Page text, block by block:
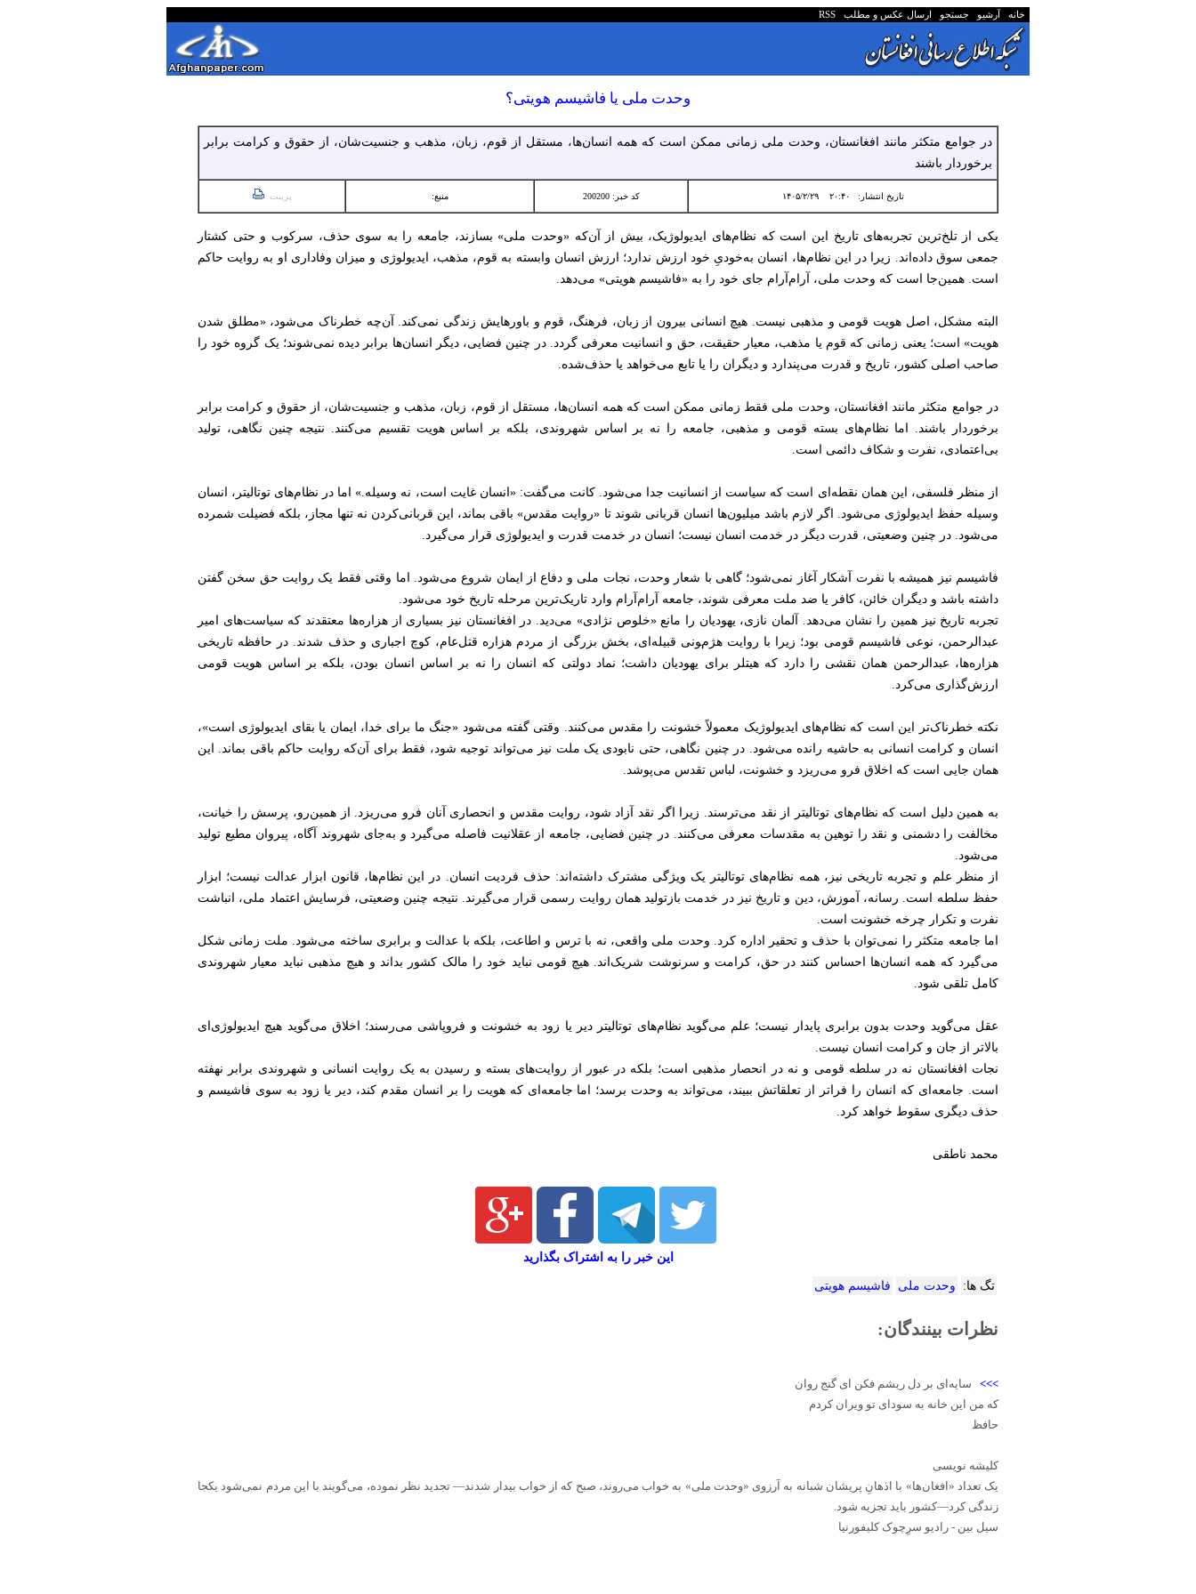
خانه آرشیو جستجو ارسال عکس و مطلب RSS
وحدت ملی یا فاشیسم هویتی؟
در جوامع متکثر مانند افغانستان، وحدت ملی زمانی ممکن است که همه انسان‌ها، مستقل از قوم، زبان، مذهب و جنسیت‌شان، از حقوق و کرامت برابر
برخوردار باشند
تاریخ انتشار: ۲۰:۴۰ ۱۴۰۵/۲/۲۹ کد خبر: 200200 منبع: پرینت
یکی از تلخ‌ترین تجربه‌های تاریخ این است که نظام‌های ایدیولوژیک، بیش از آن‌که «وحدت ملی» بسازند، جامعه را به سوی حذف، سرکوب و حتی کشتار
جمعی سوق داده‌اند. زیرا در این نظام‌ها، انسان به‌خودیِ خود ارزش ندارد؛ ارزش انسان وابسته به قوم، مذهب، ایدیولوژی و میزان وفاداری او به روایت حاکم
است. همین‌جا است که وحدت ملی، آرام‌آرام جای خود را به «فاشیسم هویتی» می‌دهد.
البته مشکل، اصل هویت قومی و مذهبی نیست. هیچ انسانی بیرون از زبان، فرهنگ، قوم و باورهایش زندگی نمی‌کند. آن‌چه خطرناک می‌شود، «مطلق شدن
هویت» است؛ یعنی زمانی که قوم یا مذهب، معیار حقیقت، حق و انسانیت معرفی گردد. در چنین فضایی، دیگر انسان‌ها برابر دیده نمی‌شوند؛ یک گروه خود را
صاحب اصلی کشور، تاریخ و قدرت می‌پندارد و دیگران را یا تابع می‌خواهد یا حذف‌شده.
در جوامع متکثر مانند افغانستان، وحدت ملی فقط زمانی ممکن است که همه انسان‌ها، مستقل از قوم، زبان، مذهب و جنسیت‌شان، از حقوق و کرامت برابر
برخوردار باشند. اما نظام‌های بسته قومی و مذهبی، جامعه را نه بر اساس شهروندی، بلکه بر اساس هویت تقسیم می‌کنند. نتیجه چنین نگاهی، تولید
بی‌اعتمادی، نفرت و شکاف دائمی است.
از منظر فلسفی، این همان نقطه‌ای است که سیاست از انسانیت جدا می‌شود. کانت می‌گفت: «انسان غایت است، نه وسیله.» اما در نظام‌های توتالیتر، انسان
وسیله حفظ ایدیولوژی می‌شود. اگر لازم باشد میلیون‌ها انسان قربانی شوند تا «روایت مقدس» باقی بماند، این قربانی‌کردن نه تنها مجاز، بلکه فضیلت شمرده
می‌شود. در چنین وضعیتی، قدرت دیگر در خدمت انسان نیست؛ انسان در خدمت قدرت و ایدیولوژی قرار می‌گیرد.
فاشیسم نیز همیشه با نفرت آشکار آغاز نمی‌شود؛ گاهی با شعار وحدت، نجات ملی و دفاع از ایمان شروع می‌شود. اما وقتی فقط یک روایت حق سخن گفتن
داشته باشد و دیگران خائن، کافر یا ضد ملت معرفی شوند، جامعه آرام‌آرام وارد تاریک‌ترین مرحله تاریخ خود می‌شود.
تجربه تاریخ نیز همین را نشان می‌دهد. آلمان نازی، یهودیان را مانع «خلوص نژادی» می‌دید. در افغانستان نیز بسیاری از هزاره‌ها معتقدند که سیاست‌های امیر
عبدالرحمن، نوعی فاشیسم قومی بود؛ زیرا با روایت هژمونی قبیله‌ای، بخش بزرگی از مردم هزاره قتل‌عام، کوچ اجباری و حذف شدند. در حافظه تاریخی
هزاره‌ها، عبدالرحمن همان نقشی را دارد که هیتلر برای یهودیان داشت؛ نماد دولتی که انسان را نه بر اساس انسان بودن، بلکه بر اساس هویت قومی
ارزش‌گذاری می‌کرد.
نکته خطرناک‌تر این است که نظام‌های ایدیولوژیک معمولاً خشونت را مقدس می‌کنند. وقتی گفته می‌شود «جنگ ما برای خدا، ایمان یا بقای ایدیولوژی است»،
انسان و کرامت انسانی به حاشیه رانده می‌شود. در چنین نگاهی، حتی نابودی یک ملت نیز می‌تواند توجیه شود، فقط برای آن‌که روایت حاکم باقی بماند. این
همان جایی است که اخلاق فرو می‌ریزد و خشونت، لباس تقدس می‌پوشد.
به همین دلیل است که نظام‌های توتالیتر از نقد می‌ترسند. زیرا اگر نقد آزاد شود، روایت مقدس و انحصاری آنان فرو می‌ریزد. از همین‌رو، پرسش را خیانت،
مخالفت را دشمنی و نقد را توهین به مقدسات معرفی می‌کنند. در چنین فضایی، جامعه از عقلانیت فاصله می‌گیرد و به‌جای شهروند آگاه، پیروان مطیع تولید
می‌شود.
از منظر علم و تجربه تاریخی نیز، همه نظام‌های توتالیتر یک ویژگی مشترک داشته‌اند: حذف فردیت انسان. در این نظام‌ها، قانون ابزار عدالت نیست؛ ابزار
حفظ سلطه است. رسانه، آموزش، دین و تاریخ نیز در خدمت بازتولید همان روایت رسمی قرار می‌گیرند. نتیجه چنین وضعیتی، فرسایش اعتماد ملی، انباشت
نفرت و تکرار چرخه خشونت است.
اما جامعه متکثر را نمی‌توان با حذف و تحقیر اداره کرد. وحدت ملی واقعی، نه با ترس و اطاعت، بلکه با عدالت و برابری ساخته می‌شود. ملت زمانی شکل
می‌گیرد که همه انسان‌ها احساس کنند در حق، کرامت و سرنوشت شریک‌اند. هیچ قومی نباید خود را مالک کشور بداند و هیچ مذهبی نباید معیار شهروندی
کامل تلقی شود.
عقل می‌گوید وحدت بدون برابری پایدار نیست؛ علم می‌گوید نظام‌های توتالیتر دیر یا زود به خشونت و فروپاشی می‌رسند؛ اخلاق می‌گوید هیچ ایدیولوژی‌ای
بالاتر از جان و کرامت انسان نیست.
نجات افغانستان نه در سلطه قومی و نه در انحصار مذهبی است؛ بلکه در عبور از روایت‌های بسته و رسیدن به یک روایت انسانی و شهروندی برابر نهفته
است. جامعه‌ای که انسان را فراتر از تعلقاتش ببیند، می‌تواند به وحدت برسد؛ اما جامعه‌ای که هویت را بر انسان مقدم کند، دیر یا زود به سوی فاشیسم و
حذف دیگری سقوط خواهد کرد.
محمد ناطقی
این خبر را به اشتراک بگذارید
تگ ها: وحدت ملی فاشیسم هویتی
نظرات بینندگان:
>>> سایه‌ای بر دل ریشم فکن ای گنج روان
که من این خانه به سودای تو ویران کردم
حافظ
کلیشه نویسی
یک تعداد «افغان‌ها» با اذهانِ پریشان شبانه به آرزوی «وحدت ملی» به خواب می‌روند، صبح که از خواب بیدار شدند— تجدید نظر نموده، می‌گویند با این مردم نمی‌شود یکجا
زندگی کرد—کشور باید تجزیه شود.
سیل بین - رادیو سرِچوک کلیفورنیا